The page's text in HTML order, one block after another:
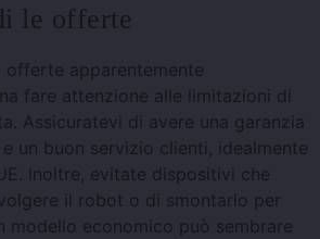
le offerte
offerte apparentemente
fare attenzione alle limitazioni di
Assicuratevi di avere una garanzia
un buon servizio clienti, idealmente
Inoltre, evitate dispositivi che
il robot o di smontarlo per
modello economico può sembrare